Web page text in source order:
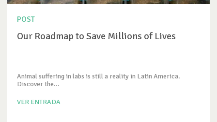
POST
Our Roadmap to Save Millions of Lives
Animal suffering in labs is still a reality in Latin America.
Discover the...
VER ENTRADA